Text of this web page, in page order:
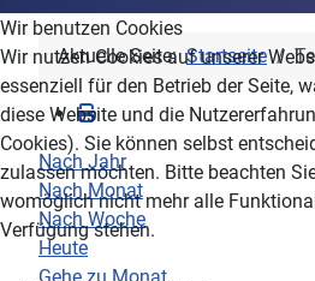
Aktuelle Seite:Startseite
Nach Jahr
Nach Monat
Nach Woche
Heute
Wir benutzen Cookies
Wir nutzen Cookies auf unserer
essenziell für den Betrieb der Seite,
diese Website und die
Cookies). Sie können selbst
zulassen möchten. Bitte beachten
womöglich nicht mehr alle
Verfügung stehen.